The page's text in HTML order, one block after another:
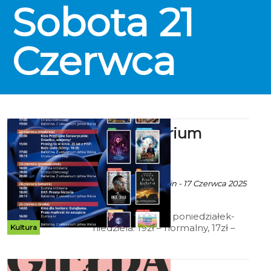
poczuć klimat prawdziwego
letniego festiwalu – z food
truckami, strefą relaksu i
Sobota 21
Czerwca
Kultura
Kino Kryterium
zaprasza
ekoszalin POLECA
Ala za CK 105 Koszalin - 17 Czerwca 2025
godz. 10:00
Cennik: Bilety 2D poniedziałek-
niedziela: 19zł – normalny, 17zł –
Mieszkańca (honorowana w